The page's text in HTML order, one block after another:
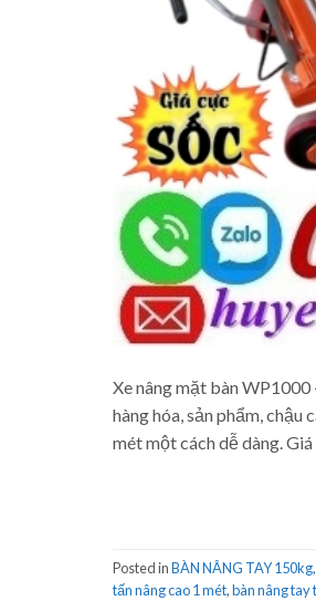
Xe nâng mặt bàn
hàng hóa, sản phẩm,
mét một cách dễ dàng.
Posted inBÀN NÂNG TAY
tấn nâng cao 1 mét,bàn nâng tay